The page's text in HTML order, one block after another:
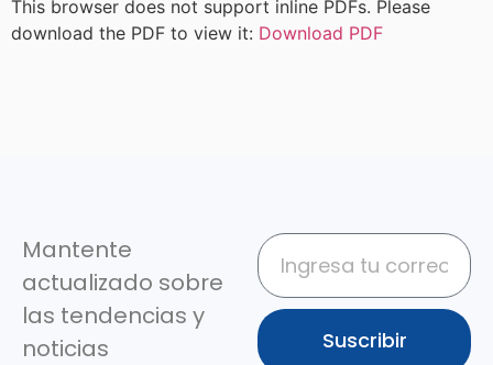
This browser does not support inline PDFs. Please
download the PDF to view it: Download PDF
Mantente
actualizado sobre
las tendencias y
noticias
Suscribir